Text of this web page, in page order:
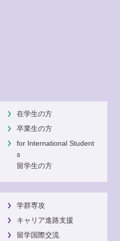
在学生の方
卒業生の方
for International Student
s
留学生の方
学群専攻
キャリア進路支援
留学国際交流